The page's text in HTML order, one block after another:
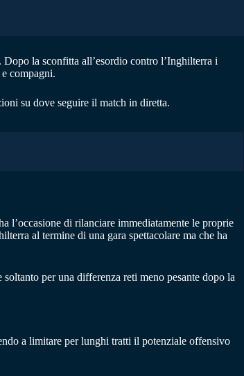
la sconfitta all’esordio contro l’Inghilterra i
compagni.
su dove seguire il match in diretta.
l’occasione di rilanciare immediatamente le proprie
al termine di una gara spettacolare ma che ha
per una differenza reti meno pesante dopo la
a limitare per lunghi tratti il potenziale offensivo